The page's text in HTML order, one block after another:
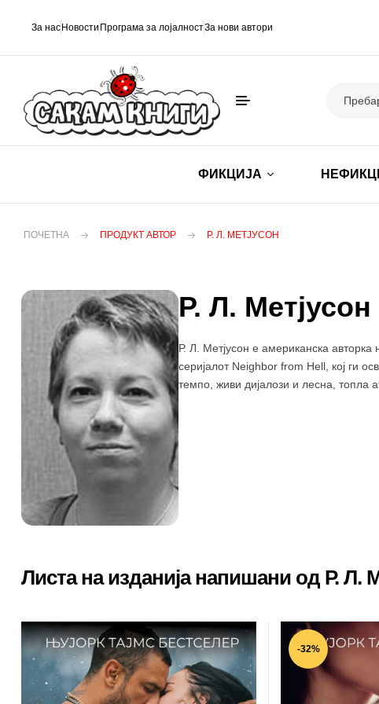
За нас Новости Програма за лојалностЗа нови автори
ФИКЦИЈА
ПОЧЕТНА ПРОДУКТ АВТОР Р. Л. МЕТЈУСОН
Р. Л. Метјусон
Р. Л. Метјусон е американска
серијалот Neighbor from Hell, кој ги
темпо, живи дијалози и лесна, топла
Листа на изданија напишани од Р. Л.
-32%